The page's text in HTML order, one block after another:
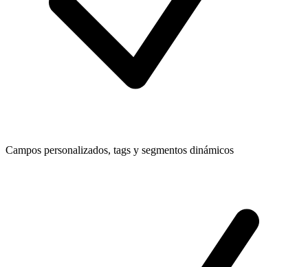
Campos personalizados, tags y segmentos dinámicos